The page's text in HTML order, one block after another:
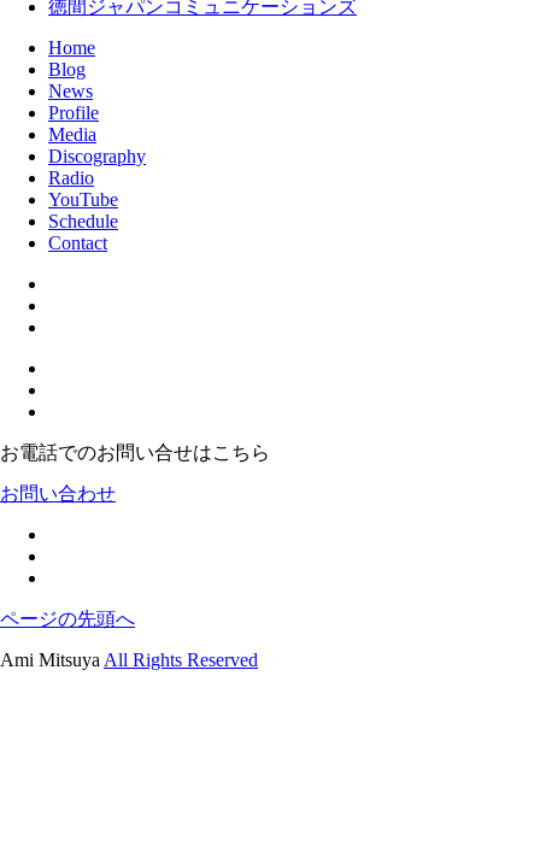
徳間ジャパンコミュニケーションズ
Home
Blog
News
Profile
Media
Discography
Radio
YouTube
Schedule
Contact
お電話でのお問い合せはこちら
お問い合わせ
ページの先頭へ
Ami Mitsuya All Rights Reserved